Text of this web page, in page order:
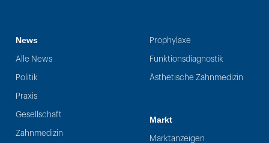
News
Alle News
Politik
Praxis
Gesellschaft
Zahnmedizin
Prophylaxe
Funktionsdiagnostik
Ästhetische Zahnmedizin
Markt
Marktanzeigen